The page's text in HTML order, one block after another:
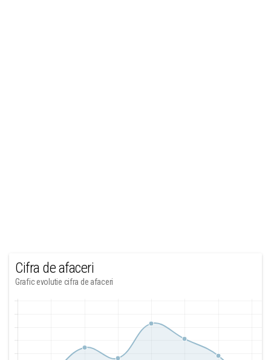
Cifra de afaceri
Grafic evolutie cifra de afaceri